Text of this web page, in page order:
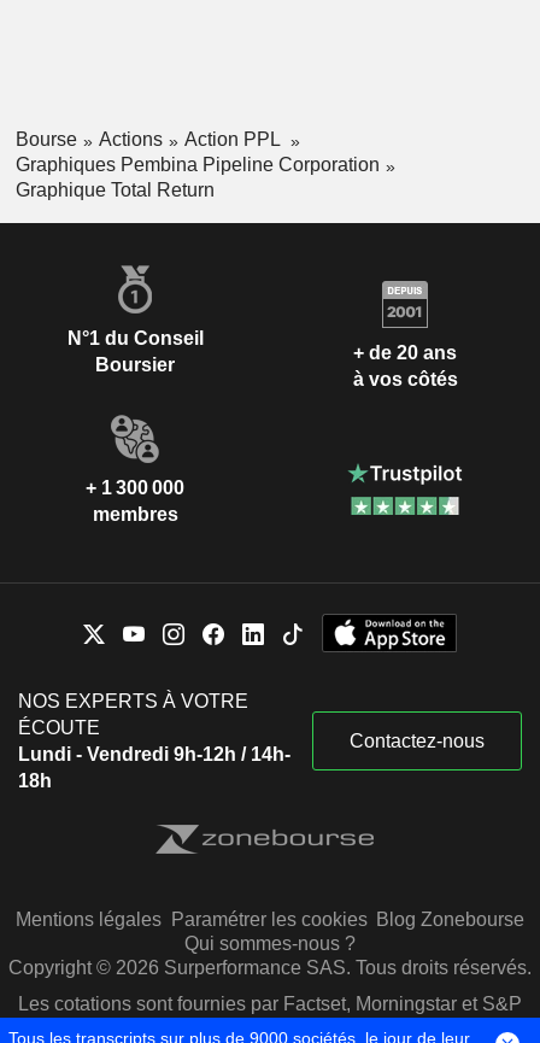
Bourse Actions
Action PPL
Graphiques Pembina Pipeline Corporation
Graphique Total Return
N°1 du Conseil
Boursier
+ de 20 ans
à vos côtés
+ 1 300 000
membres
NOS EXPERTS À VOTRE
ÉCOUTE
Lundi - Vendredi 9h-12h / 14h-
18h
Contactez-nous
Mentions légales Paramétrer les cookies Blog Zonebourse
Qui sommes-nous ?
Copyright © 2026 Surperformance SAS. Tous droits réservés.
Les cotations sont fournies par Factset, Morningstar et S&P
Capital IQ
Tous les transcripts sur plus de 9000 sociétés, le jour de leur